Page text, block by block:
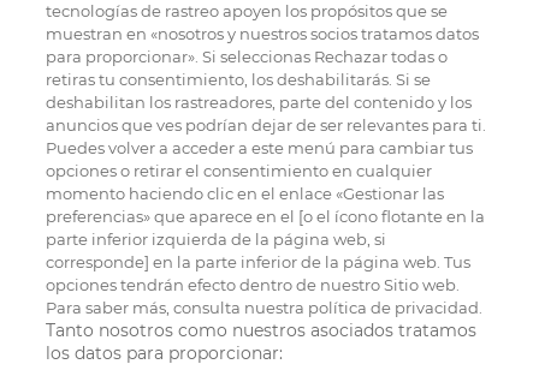
tecnologías de rastreo apoyen los propósitos que se
muestran en «nosotros y nuestros socios tratamos datos
para proporcionar». Si seleccionas Rechazar todas o
retiras tu consentimiento, los deshabilitarás. Si se
deshabilitan los rastreadores, parte del contenido y los
anuncios que ves podrían dejar de ser relevantes para ti.
Puedes volver a acceder a este menú para cambiar tus
opciones o retirar el consentimiento en cualquier
momento haciendo clic en el enlace «Gestionar las
preferencias» que aparece en el [o el ícono flotante en la
parte inferior izquierda de la página web, si
corresponde] en la parte inferior de la página web. Tus
opciones tendrán efecto dentro de nuestro Sitio web.
Para saber más, consulta nuestra política de privacidad.
Tanto nosotros como nuestros asociados tratamos
los datos para proporcionar: